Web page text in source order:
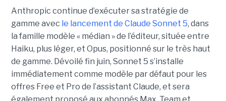
Anthropic continue d’exécuter sa stratégie de
gamme avec le lancement de Claude Sonnet 5, dans
la famille modèle « médian » de l’éditeur, située entre
Haiku, plus léger, et Opus, positionné sur le très haut
de gamme. Dévoilé fin juin, Sonnet 5 s’installe
immédiatement comme modèle par défaut pour les
offres Free et Pro de l’assistant Claude, et sera